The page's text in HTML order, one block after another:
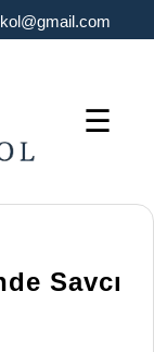
☰
Savcı